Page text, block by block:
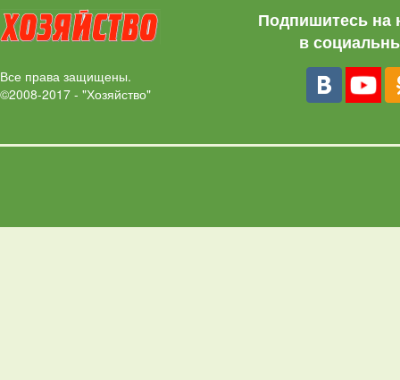
Все права защищены.
©2008-2017 - "Хозяйство"
Подпишитесь на
в